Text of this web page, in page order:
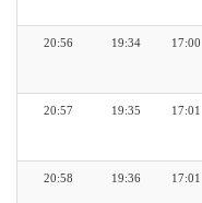
17:00
19:34
20:56
17:01
19:35
20:57
17:01
19:36
20:58